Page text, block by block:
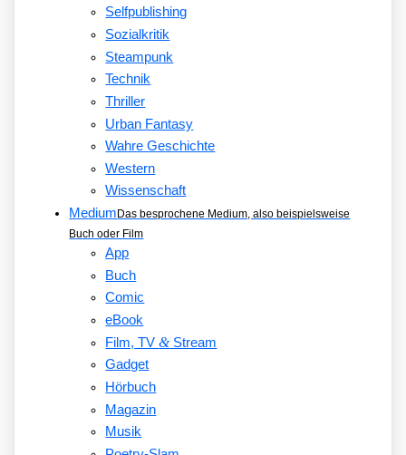
Selfpublishing
Sozialkritik
Steampunk
Technik
Thriller
Urban Fantasy
Wahre Geschichte
Western
Wissenschaft
Medium Das besprochene Medium, also beispielsweise
Buch oder Film
App
Buch
Comic
eBook
Film, TV&Stream
Gadget
Hörbuch
Magazin
Musik